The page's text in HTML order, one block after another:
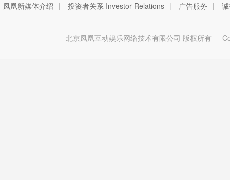
凤凰新媒体介绍 | 投资者关系 Investor Relations | 广告服务 |
北京凤凰互动娱乐网络技术有限公司 版权所有